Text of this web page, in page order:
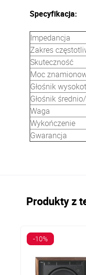
Specyfikacja:
Impedancja
Zakres
Skuteczność
Moc
Głośnik
Głośnik
Waga
Wykończenie
Gwarancja
Produkty z
-10%